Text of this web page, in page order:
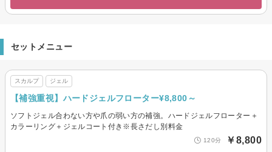
セットメニュー
スカルプ ジェル
【補強重視】ハードジェルフローター¥8,800～
ソフトジェル合わない方や爪の弱い方の補強。ハードジェルフローター＋
カラーリング＋ジェルコート付き※長さだし別料金
120分 ￥8,800